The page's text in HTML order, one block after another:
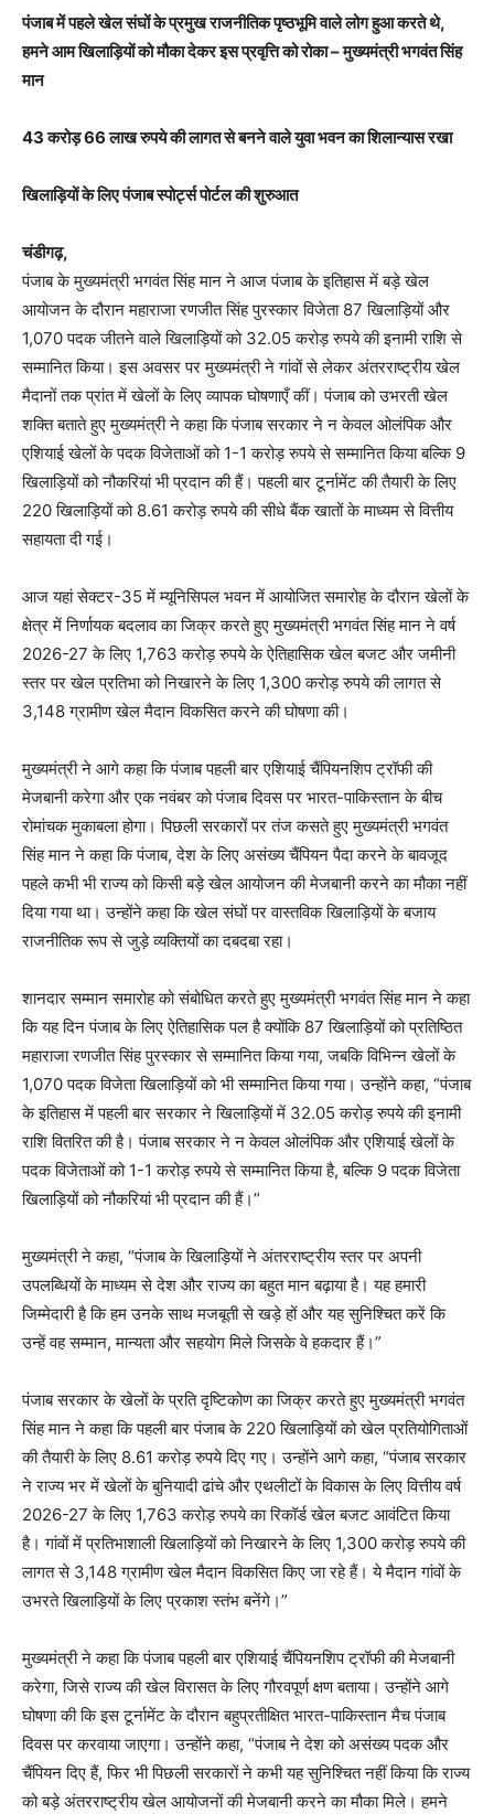
पंजाब में पहले खेल संघों के प्रमुख राजनीतिक पृष्ठभूमि वाले लोग हुआ करते थे,
हमने आम खिलाड़ियों को मौका देकर इस प्रवृत्ति को रोका – मुख्यमंत्री भगवंत सिंह
मान
43 करोड़ 66 लाख रुपये की लागत से बनने वाले युवा भवन का शिलान्यास रखा
खिलाड़ियों के लिए पंजाब स्पोर्ट्स पोर्टल की शुरुआत
चंडीगढ़,
पंजाब के मुख्यमंत्री भगवंत सिंह मान ने आज पंजाब के इतिहास में बड़े खेल
आयोजन के दौरान महाराजा रणजीत सिंह पुरस्कार विजेता 87 खिलाड़ियों और
1,070 पदक जीतने वाले खिलाड़ियों को 32.05 करोड़ रुपये की इनामी राशि से
सम्मानित किया। इस अवसर पर मुख्यमंत्री ने गांवों से लेकर अंतरराष्ट्रीय खेल
मैदानों तक प्रांत में खेलों के लिए व्यापक घोषणाएँ कीं। पंजाब को उभरती खेल
शक्ति बताते हुए मुख्यमंत्री ने कहा कि पंजाब सरकार ने न केवल ओलंपिक और
एशियाई खेलों के पदक विजेताओं को 1-1 करोड़ रुपये से सम्मानित किया बल्कि 9
खिलाड़ियों को नौकरियां भी प्रदान की हैं। पहली बार टूर्नामेंट की तैयारी के लिए
220 खिलाड़ियों को 8.61 करोड़ रुपये की सीधे बैंक खातों के माध्यम से वित्तीय
सहायता दी गई।
आज यहां सेक्टर-35 में म्यूनिसिपल भवन में आयोजित समारोह के दौरान खेलों के
क्षेत्र में निर्णायक बदलाव का जिक्र करते हुए मुख्यमंत्री भगवंत सिंह मान ने वर्ष
2026-27 के लिए 1,763 करोड़ रुपये के ऐतिहासिक खेल बजट और जमीनी
स्तर पर खेल प्रतिभा को निखारने के लिए 1,300 करोड़ रुपये की लागत से
3,148 ग्रामीण खेल मैदान विकसित करने की घोषणा की।
मुख्यमंत्री ने आगे कहा कि पंजाब पहली बार एशियाई चैंपियनशिप ट्रॉफी की
मेजबानी करेगा और एक नवंबर को पंजाब दिवस पर भारत-पाकिस्तान के बीच
रोमांचक मुकाबला होगा। पिछली सरकारों पर तंज कसते हुए मुख्यमंत्री भगवंत
सिंह मान ने कहा कि पंजाब, देश के लिए असंख्य चैंपियन पैदा करने के बावजूद
पहले कभी भी राज्य को किसी बड़े खेल आयोजन की मेजबानी करने का मौका नहीं
दिया गया था। उन्होंने कहा कि खेल संघों पर वास्तविक खिलाड़ियों के बजाय
राजनीतिक रूप से जुड़े व्यक्तियों का दबदबा रहा।
शानदार सम्मान समारोह को संबोधित करते हुए मुख्यमंत्री भगवंत सिंह मान ने कहा
कि यह दिन पंजाब के लिए ऐतिहासिक पल है क्योंकि 87 खिलाड़ियों को प्रतिष्ठित
महाराजा रणजीत सिंह पुरस्कार से सम्मानित किया गया, जबकि विभिन्न खेलों के
1,070 पदक विजेता खिलाड़ियों को भी सम्मानित किया गया। उन्होंने कहा, “पंजाब
के इतिहास में पहली बार सरकार ने खिलाड़ियों में 32.05 करोड़ रुपये की इनामी
राशि वितरित की है। पंजाब सरकार ने न केवल ओलंपिक और एशियाई खेलों के
पदक विजेताओं को 1-1 करोड़ रुपये से सम्मानित किया है, बल्कि 9 पदक विजेता
खिलाड़ियों को नौकरियां भी प्रदान की हैं।”
मुख्यमंत्री ने कहा, “पंजाब के खिलाड़ियों ने अंतरराष्ट्रीय स्तर पर अपनी
उपलब्धियों के माध्यम से देश और राज्य का बहुत मान बढ़ाया है। यह हमारी
जिम्मेदारी है कि हम उनके साथ मजबूती से खड़े हों और यह सुनिश्चित करें कि
उन्हें वह सम्मान, मान्यता और सहयोग मिले जिसके वे हकदार हैं।”
पंजाब सरकार के खेलों के प्रति दृष्टिकोण का जिक्र करते हुए मुख्यमंत्री भगवंत
सिंह मान ने कहा कि पहली बार पंजाब के 220 खिलाड़ियों को खेल प्रतियोगिताओं
की तैयारी के लिए 8.61 करोड़ रुपये दिए गए। उन्होंने आगे कहा, “पंजाब सरकार
ने राज्य भर में खेलों के बुनियादी ढांचे और एथलीटों के विकास के लिए वित्तीय वर्ष
2026-27 के लिए 1,763 करोड़ रुपये का रिकॉर्ड खेल बजट आवंटित किया
है। गांवों में प्रतिभाशाली खिलाड़ियों को निखारने के लिए 1,300 करोड़ रुपये की
लागत से 3,148 ग्रामीण खेल मैदान विकसित किए जा रहे हैं। ये मैदान गांवों के
उभरते खिलाड़ियों के लिए प्रकाश स्तंभ बनेंगे।”
मुख्यमंत्री ने कहा कि पंजाब पहली बार एशियाई चैंपियनशिप ट्रॉफी की मेजबानी
करेगा, जिसे राज्य की खेल विरासत के लिए गौरवपूर्ण क्षण बताया। उन्होंने आगे
घोषणा की कि इस टूर्नामेंट के दौरान बहुप्रतीक्षित भारत-पाकिस्तान मैच पंजाब
दिवस पर करवाया जाएगा। उन्होंने कहा, “पंजाब ने देश को असंख्य पदक और
चैंपियन दिए हैं, फिर भी पिछली सरकारों ने कभी यह सुनिश्चित नहीं किया कि राज्य
को बड़े अंतरराष्ट्रीय खेल आयोजनों की मेजबानी करने का मौका मिले। हमने